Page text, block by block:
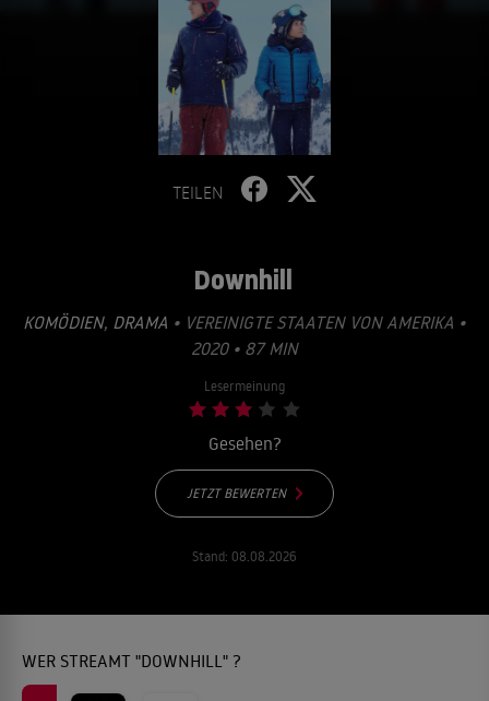
TEILEN
Downhill
KOMÖDIEN, DRAMA • VEREINIGTE STAATEN VON AMERIKA •
2020 • 87 MIN
Lesermeinung
Gesehen?
JETZT BEWERTEN
Stand: 08.08.2026
WER STREAMT "DOWNHILL" ?